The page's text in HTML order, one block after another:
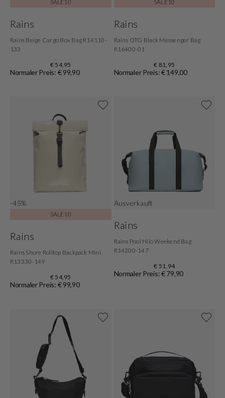
SALE10
Rains
Rains Beige Cargo Box Bag R14110-
133
€ 54,95
Normaler Preis: € 99,90
SALE10
Rains
Rains OTG Black Messenger Bag
R16400-01
€ 81,95
Normaler Preis: € 149,00
-45%
SALE10
Rains
Rains Shore Rolltop Backpack Mini
R13330-149
€ 54,95
Normaler Preis: € 99,90
Ausverkauft
Rains
Rains Pool Hilo Weekend Bag
R14200-147
€ 51,94
Normaler Preis: € 79,90